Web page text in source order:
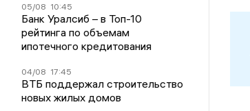
05/08 10:45
Банк Уралсиб – в Топ-10
рейтинга по объемам
ипотечного кредитования
04/08 17:45
ВТБ поддержал строительство
новых жилых домов